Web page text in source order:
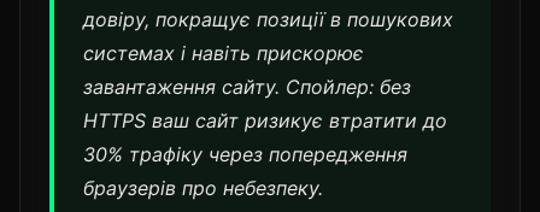
довіру, покращує позиції в пошукових
системах і навіть прискорює
завантаження сайту. Спойлер: без
HTTPS ваш сайт ризикує втратити до
30% трафіку через попередження
браузерів про небезпеку.